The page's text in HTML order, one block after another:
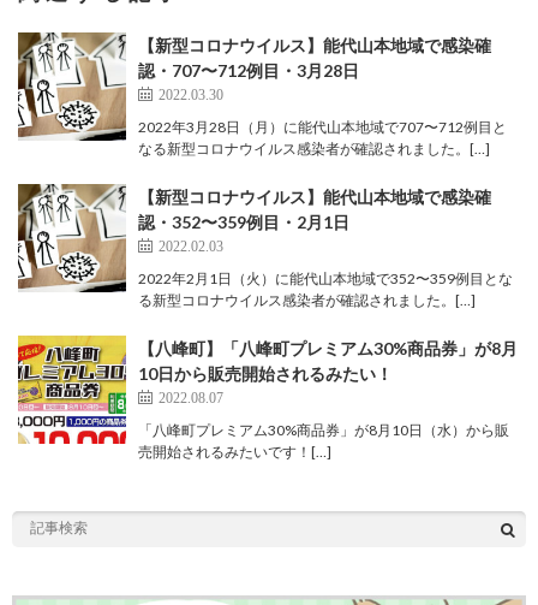
【新型コロナウイルス】能代山本地域で感染確
認・707〜712例目・3月28日
2022.03.30
2022年3月28日（月）に能代山本地域で707〜712例目と
なる新型コロナウイルス感染者が確認されました。[…]
【新型コロナウイルス】能代山本地域で感染確
認・352〜359例目・2月1日
2022.02.03
2022年2月1日（火）に能代山本地域で352〜359例目とな
る新型コロナウイルス感染者が確認されました。[…]
【八峰町】「八峰町プレミアム30%商品券」が8月
10日から販売開始されるみたい！
2022.08.07
「八峰町プレミアム30%商品券」が8月10日（水）から販
売開始されるみたいです！[…]